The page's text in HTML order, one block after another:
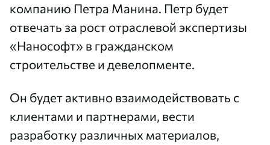
компанию Петра Манина. Петр будет
отвечать за рост отраслевой экспертизы
«Нанософт» в гражданском
строительстве и девелопменте.
Он будет активно взаимодействовать с
клиентами и партнерами, вести
разработку различных материалов,